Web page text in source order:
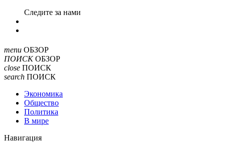
Cледите за нами
menu ОБЗОР
ПОИСК ОБЗОР
close ПОИСК
search ПОИСК
Экономика
Общество
Политика
В мире
Навигация